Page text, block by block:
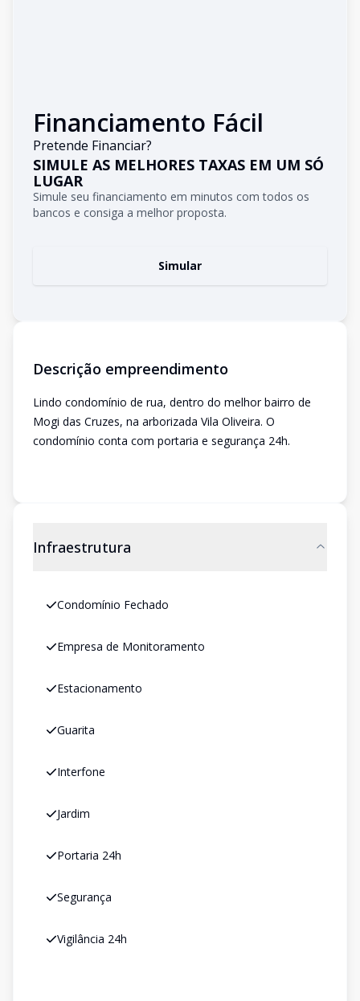
Financiamento Fácil
Pretende Financiar?
SIMULE AS MELHORES TAXAS EM UM SÓ
LUGAR
Simule seu financiamento em minutos com todos os
bancos e consiga a melhor proposta.
Simular
Descrição empreendimento
Lindo condomínio de rua, dentro do melhor bairro de
Mogi das Cruzes, na arborizada Vila Oliveira. O
condomínio conta com portaria e segurança 24h.
Infraestrutura
Condomínio Fechado
Empresa de Monitoramento
Estacionamento
Guarita
Interfone
Jardim
Portaria 24h
Segurança
Vigilância 24h